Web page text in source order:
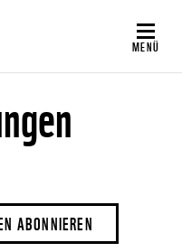
MENÜ
ABONNIEREN